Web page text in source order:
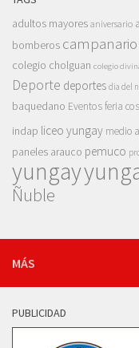
adultos mayores aniversario
bomberos campanario
colegio cholguan colegio
Deporte deportes dia del
baquedano Eventosferia
indap liceo yungay medio
paneles arauco pemuco
yungay
Ñuble
MÁS
PUBLICIDAD